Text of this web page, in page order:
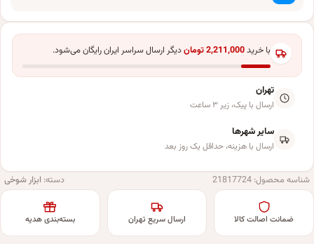
با خرید2,211,000توماندیگر ارسال سراسر ایران رایگان می‌شود.
تهران
ارسال با پیک، زیر ۳ ساعت
سایر شهرها
ارسال با هزینه، حداقل یک روز بعد
شناسه محصول: 21817724 دسته: ابزار شوخی
ضمانت اصالت کالا ارسال سریع تهران بسته‌بندی هدیه